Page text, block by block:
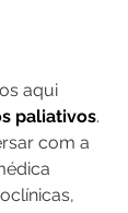
aqui
paliativos.
com a